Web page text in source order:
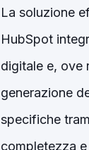
La soluzione
HubSpot
digitale e, ove
generazione
specifiche
completezza